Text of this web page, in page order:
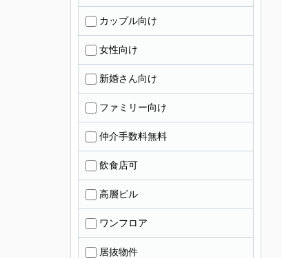
カップル向け
女性向け
新婚さん向け
ファミリー向け
仲介手数料無料
飲食店可
高層ビル
ワンフロア
居抜物件